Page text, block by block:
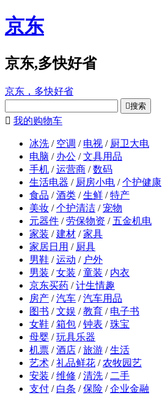
京东
京东,多快好省
京东，多快好省
搜索
 我的购物车
冰洗 / 空调 / 电视 / 厨卫大电
电脑 / 办公 / 文具用品
手机 / 运营商 / 数码
生活电器 / 厨房小电 / 个护健康
食品 / 酒类 / 生鲜 / 特产
美妆 / 个护清洁 / 宠物
元器件 / 劳保物资 / 五金机电
家装 / 建材 / 家具
家居日用 / 厨具
男鞋 / 运动 / 户外
男装 / 女装 / 童装 / 内衣
京东买药 / 计生情趣
房产 / 汽车 / 汽车用品
图书 / 文娱 / 教育 / 电子书
女鞋 / 箱包 / 钟表 / 珠宝
母婴 / 玩具乐器
机票 / 酒店 / 旅游 / 生活
艺术 / 礼品鲜花 / 农牧园艺
安装 / 维修 / 清洗 / 二手
支付 / 白条 / 保险 / 企业金融